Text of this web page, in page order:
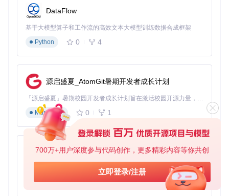
700万+用户深度参与代码创作，更多精彩内容等你共创
立即登录/注册
强度
这种模块化设计让你可以在一个软件中完成从概念设计到性能
丰富的文件格式支持：无缝对接制造流程
FreeCAD支持导入导出多种工业标准格式，包括STEP、IGE
S、STL、DXF等，让你可以轻松与其他软件协作，或直接将
设计文件发送给制造商。无论是3D打印、CNC加工还是传统
制造，FreeCAD都能提供兼容的文件格式。
新手如何快速掌握FreeCAD？
获取FreeCAD非常简单，你可以通过以下命令克隆仓库并开始
DataFlow
基于大模型算子和工作流的高效文本大模型训练数据合成框架
Python
0 4
源启盛夏_AtomGit暑期开发者成长计划
「源启盛夏」暑期校园开发者成长计划旨在激活校园开源力量，通过积分激励、认证扶持、资源倾斜等形式，引导高校组织和开发者完成「入驻 — 建项目 — 做贡献 — 获认证 — 得资源」的完整闭环。无论你是想带领社团入驻平台的组织者，还是希望用代码贡献证明自己的开发者，都能在这里找到属于你的成长路径。
Markdown
0 1
py-xiaozhi
基于Python的Xiaozhi AI，适用于想要完整Xiaozhi体验而无需拥有专用硬件的用户。
Python
0 1